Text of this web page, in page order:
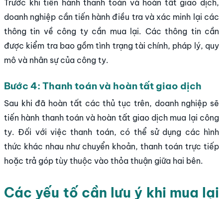
Trước khi tiến hành thanh toán và hoàn tất giao dịch,
doanh nghiệp cần tiến hành điều tra và xác minh lại các
thông tin về công ty cần mua lại. Các thông tin cần
được kiểm tra bao gồm tình trạng tài chính, pháp lý, quy
mô và nhân sự của công ty.
Bước 4: Thanh toán và hoàn tất giao dịch
Sau khi đã hoàn tất các thủ tục trên, doanh nghiệp sẽ
tiến hành thanh toán và hoàn tất giao dịch mua lại công
ty. Đối với việc thanh toán, có thể sử dụng các hình
thức khác nhau như chuyển khoản, thanh toán trực tiếp
hoặc trả góp tùy thuộc vào thỏa thuận giữa hai bên.
Các yếu tố cần lưu ý khi mua lại